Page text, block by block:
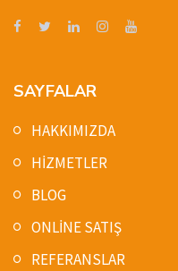
SAYFALAR
HAKKIMIZDA
HİZMETLER
BLOG
ONLİNE SATIŞ
REFERANSLAR